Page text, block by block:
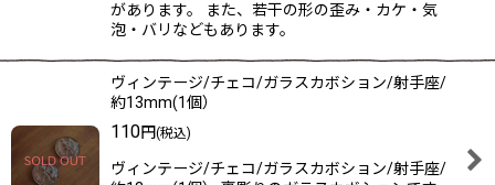
があります。 また、若干の形の歪み・カケ・気
泡・バリなどもあります。
ヴィンテージ/チェコ/ガラスカボション/射手座/
約13mm(1個）
110円(税込)
ヴィンテージ/チェコ/ガラスカボション/射手座/